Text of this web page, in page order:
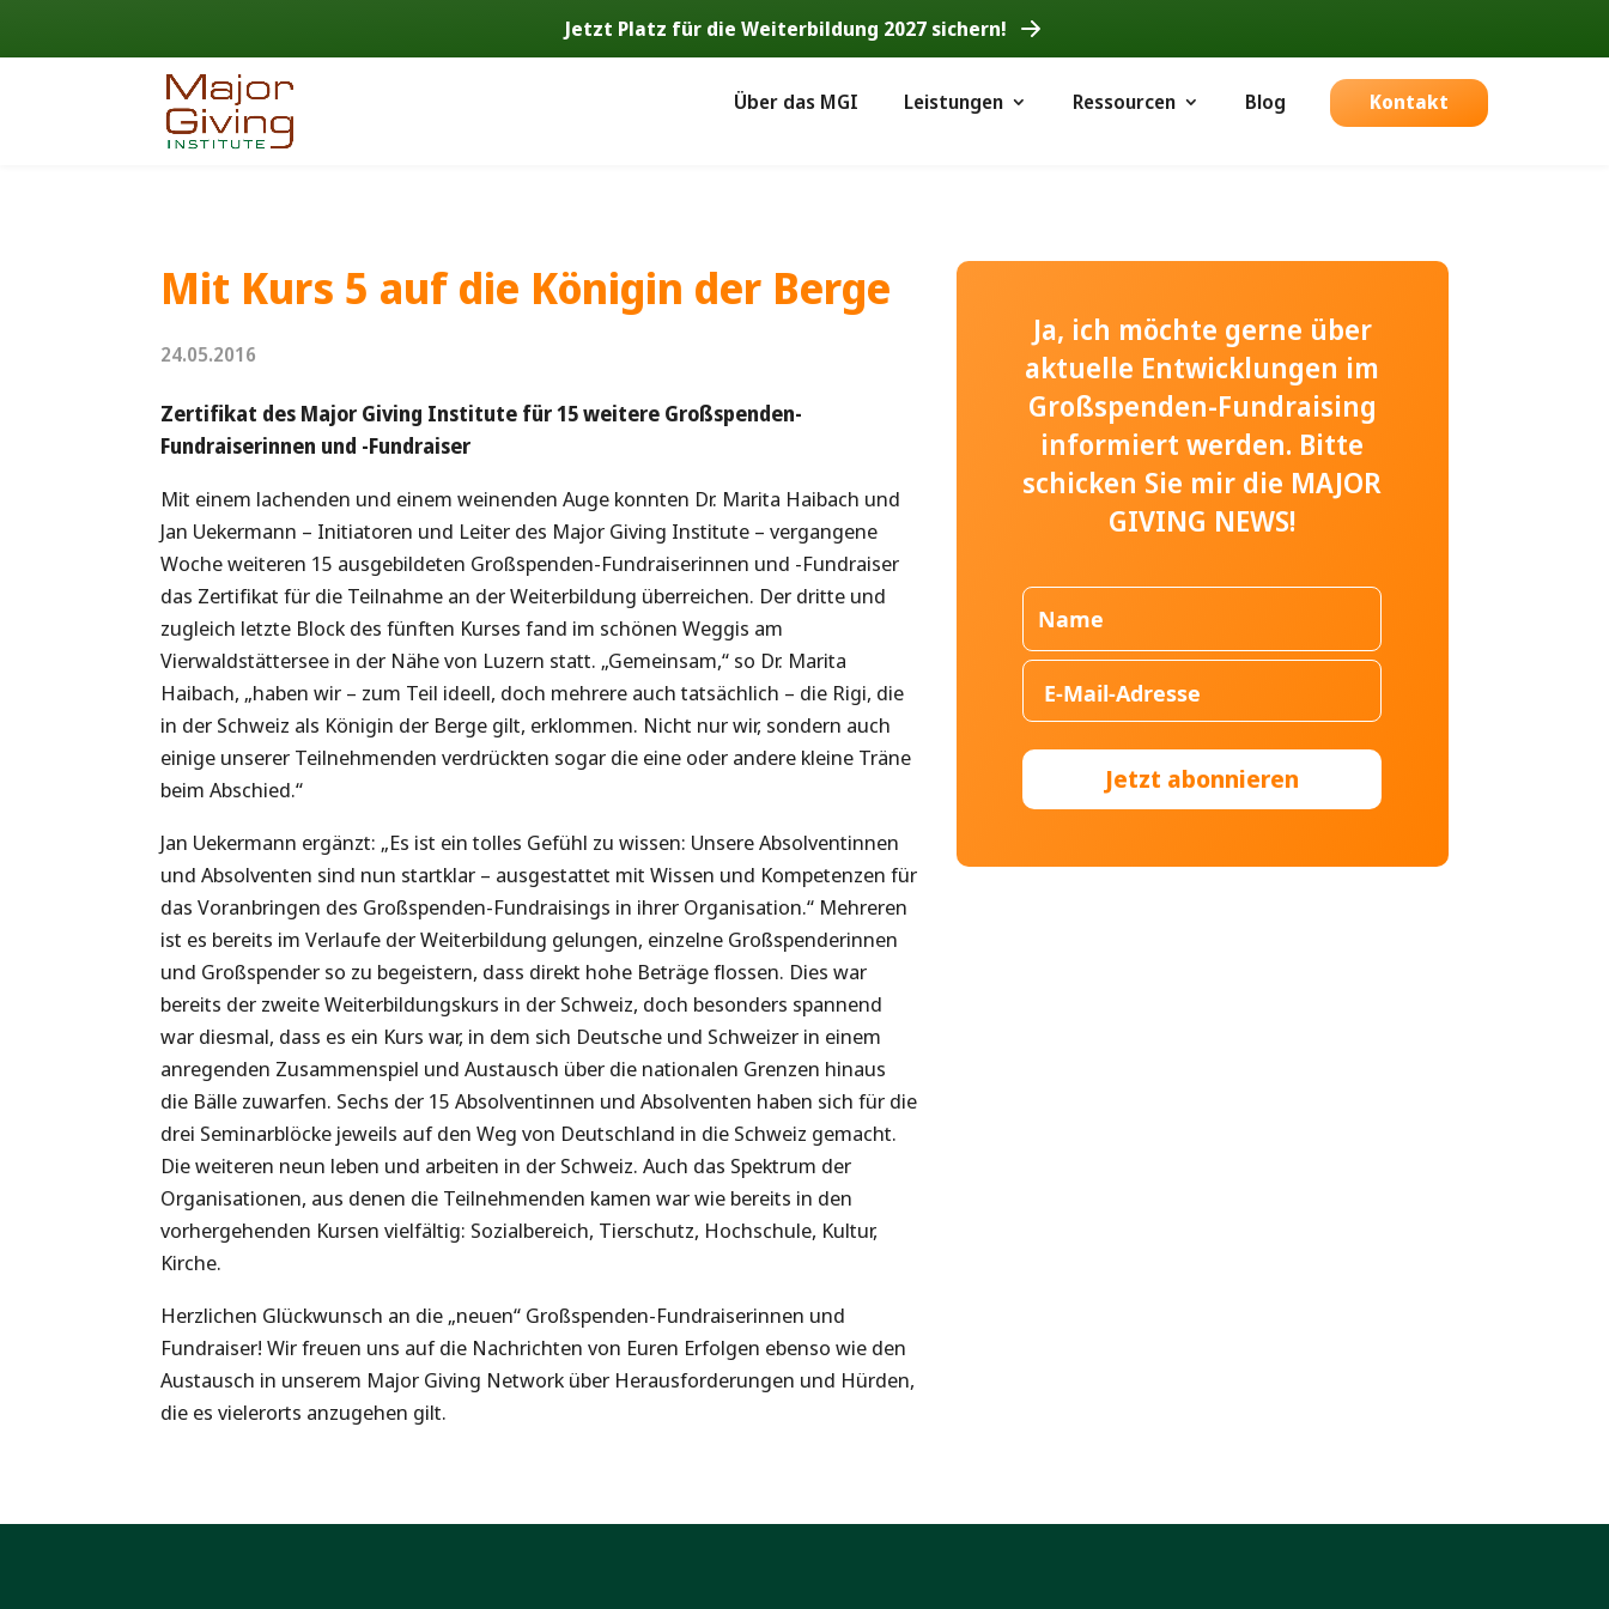
Jetzt Platz für die Weiterbildung 2027 sichern!
Über das MGI Leistungen Ressourcen Blog Kontakt
Mit Kurs 5 auf die Königin der Berge
24.05.2016
Zertifikat des Major Giving Institute für 15 weitere Großspenden-
Fundraiserinnen und -Fundraiser
Mit einem lachenden und einem weinenden Auge konnten Dr. Marita Haibach und
Jan Uekermann – Initiatoren und Leiter des Major Giving Institute – vergangene
Woche weiteren 15 ausgebildeten Großspenden-Fundraiserinnen und -Fundraiser
das Zertifikat für die Teilnahme an der Weiterbildung überreichen. Der dritte und
zugleich letzte Block des fünften Kurses fand im schönen Weggis am
Vierwaldstättersee in der Nähe von Luzern statt. „Gemeinsam,“ so Dr. Marita
Haibach, „haben wir – zum Teil ideell, doch mehrere auch tatsächlich – die Rigi, die
in der Schweiz als Königin der Berge gilt, erklommen. Nicht nur wir, sondern auch
einige unserer Teilnehmenden verdrückten sogar die eine oder andere kleine Träne
beim Abschied.“
Jan Uekermann ergänzt: „Es ist ein tolles Gefühl zu wissen: Unsere Absolventinnen
und Absolventen sind nun startklar – ausgestattet mit Wissen und Kompetenzen für
das Voranbringen des Großspenden-Fundraisings in ihrer Organisation.“ Mehreren
ist es bereits im Verlaufe der Weiterbildung gelungen, einzelne Großspenderinnen
und Großspender so zu begeistern, dass direkt hohe Beträge flossen. Dies war
bereits der zweite Weiterbildungskurs in der Schweiz, doch besonders spannend
war diesmal, dass es ein Kurs war, in dem sich Deutsche und Schweizer in einem
anregenden Zusammenspiel und Austausch über die nationalen Grenzen hinaus
die Bälle zuwarfen. Sechs der 15 Absolventinnen und Absolventen haben sich für die
drei Seminarblöcke jeweils auf den Weg von Deutschland in die Schweiz gemacht.
Die weiteren neun leben und arbeiten in der Schweiz. Auch das Spektrum der
Organisationen, aus denen die Teilnehmenden kamen war wie bereits in den
vorhergehenden Kursen vielfältig: Sozialbereich, Tierschutz, Hochschule, Kultur,
Kirche.
Herzlichen Glückwunsch an die „neuen“ Großspenden-Fundraiserinnen und
Fundraiser! Wir freuen uns auf die Nachrichten von Euren Erfolgen ebenso wie den
Austausch in unserem Major Giving Network über Herausforderungen und Hürden,
die es vielerorts anzugehen gilt.
Ja, ich möchte gerne über
aktuelle Entwicklungen im
Großspenden-Fundraising
informiert werden. Bitte
schicken Sie mir die MAJOR
GIVING NEWS!
Jetzt abonnieren